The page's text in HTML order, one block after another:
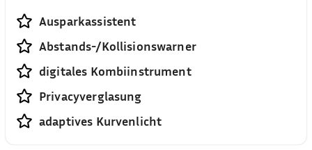
Ausparkassistent
Abstands-/Kollisionswarner
digitales Kombiinstrument
Privacyverglasung
adaptives Kurvenlicht